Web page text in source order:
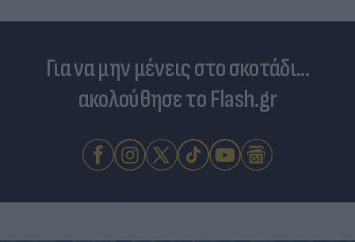
Για να μην μένεις στο σκοτάδι...
ακολούθησε το Flash.gr